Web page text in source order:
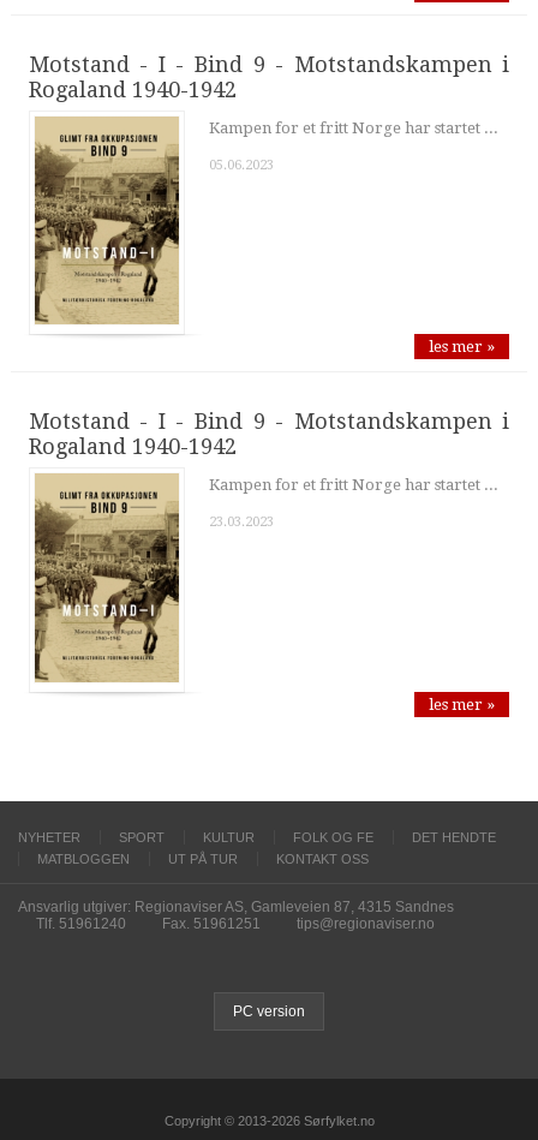
Motstand - I - Bind 9 - Motstandskampen i
Rogaland 1940-1942
Kampen for et fritt Norge har startet ...
05.06.2023
les mer »
Motstand - I - Bind 9 - Motstandskampen i
Rogaland 1940-1942
Kampen for et fritt Norge har startet ...
23.03.2023
les mer »
NYHETER SPORT KULTUR FOLK OG FE
DET HENDTE
MATBLOGGEN
UT PÅ TUR KONTAKT OSS
Ansvarlig utgiver: Regionaviser AS, Gamleveien 87, 4315 Sandnes
Tlf. 51961240
Fax. 51961251 tips@regionaviser.no
PC version
Copyright © 2013-2026 Sørfylket.no